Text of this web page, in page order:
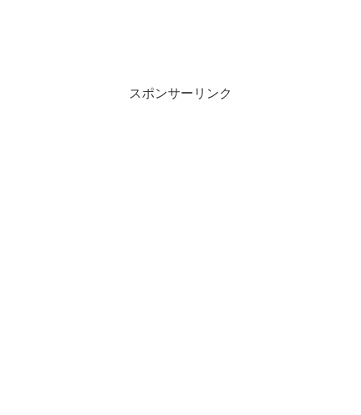
スポンサーリンク